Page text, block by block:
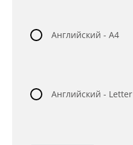
Английский - A4
Английский - Letter